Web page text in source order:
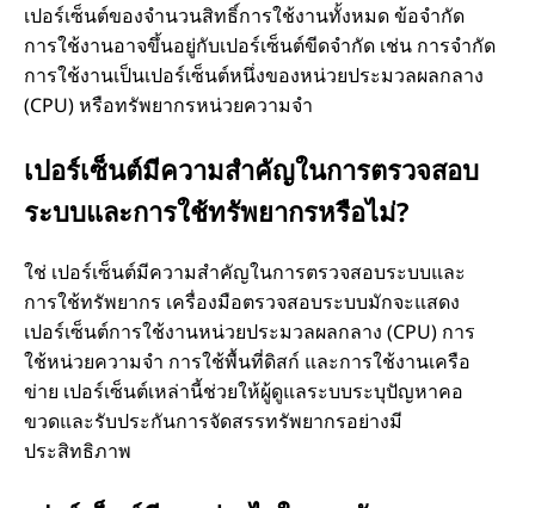
เปอร์เซ็นต์ของจำนวนสิทธิ์การใช้งานทั้งหมด ข้อจำกัด
การใช้งานอาจขึ้นอยู่กับเปอร์เซ็นต์ขีดจำกัด เช่น การจำกัด
การใช้งานเป็นเปอร์เซ็นต์หนึ่งของหน่วยประมวลผลกลาง
(CPU) หรือทรัพยากรหน่วยความจำ
เปอร์เซ็นต์มีความสำคัญในการตรวจสอบ
ระบบและการใช้ทรัพยากรหรือไม่?
ใช่ เปอร์เซ็นต์มีความสำคัญในการตรวจสอบระบบและ
การใช้ทรัพยากร เครื่องมือตรวจสอบระบบมักจะแสดง
เปอร์เซ็นต์การใช้งานหน่วยประมวลผลกลาง (CPU) การ
ใช้หน่วยความจำ การใช้พื้นที่ดิสก์ และการใช้งานเครือ
ข่าย เปอร์เซ็นต์เหล่านี้ช่วยให้ผู้ดูแลระบบระบุปัญหาคอ
ขวดและรับประกันการจัดสรรทรัพยากรอย่างมี
ประสิทธิภาพ